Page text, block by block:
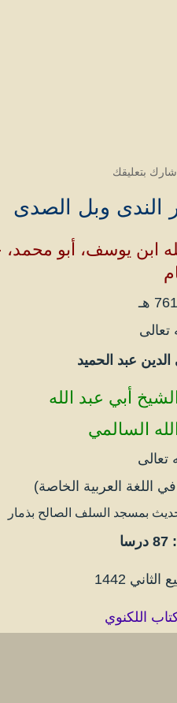
شارك بتعليقك
وبل الصدى
ابن يوسف، أبو محمد،
تعالى
عبد الحميد
أبي عبد الله
السالمي
تعالى
العربية الخاصة)
بمسجد السلف الصالح بذمار
اللكنوي